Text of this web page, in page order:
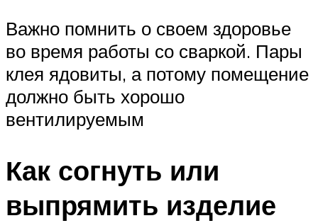
Важно помнить о своем здоровье
во время работы со сваркой. Пары
клея ядовиты, а потому помещение
должно быть хорошо
вентилируемым
Как согнуть или
выпрямить изделие